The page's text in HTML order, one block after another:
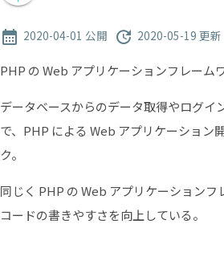
calendar_month 2020-04-01 公開 update 2020-05-19 更新
PHP の Web アプリケーションフレーム
データベースからのデータ取得やログ
で、PHP による Web アプリケーション
ク。
同じく PHP の Web アプリケーション
コードの書きやすさを向上している。